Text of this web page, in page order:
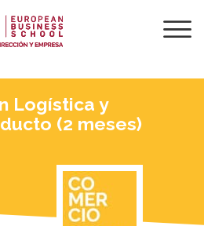
Logística y
(2 meses)